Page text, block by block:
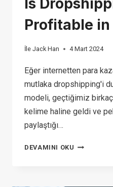
Is
Profitable
İle Jack Han 4 Mart 2024
Eğer internetten para
mutlaka dropshipping'i
modeli, geçtiğimiz
kelime haline geldi ve
paylaştığı…
DEVAMINI OKU IS